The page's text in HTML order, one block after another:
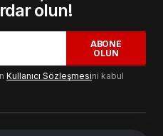
Ayşenur Alkan’ı
bir meslek olduğuna
mesajında,
roket
Başkan Akışık